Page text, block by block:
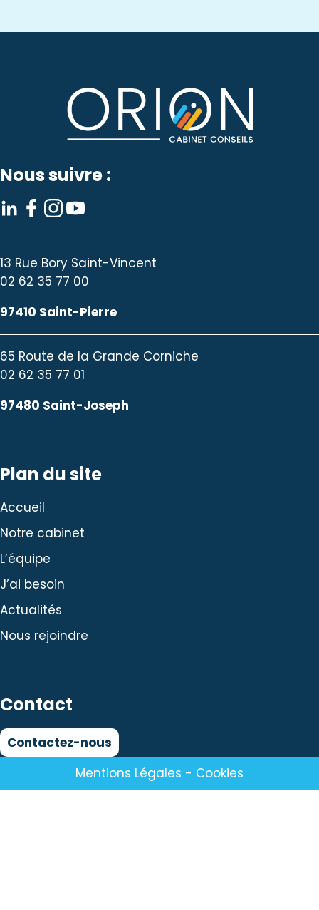
Nous suivre :
13 Rue Bory Saint-Vincent
02 62 35 77 00
97410 Saint-Pierre
65 Route de la Grande Corniche
02 62 35 77 01
97480 Saint-Joseph
Plan du site
Accueil
Notre cabinet
L’équipe
J’ai besoin
Actualités
Nous rejoindre
Contact
Contactez-nous
Mentions Légales - Cookies